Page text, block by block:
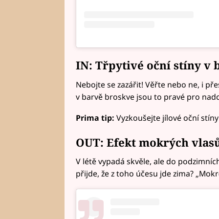
IN: Třpytivé oční stíny v
Nebojte se zazářit! Věřte nebo ne, i
v barvě broskve jsou to pravé pro
Prima tip: Vyzkoušejte jílové oční
OUT: Efekt mokrých
V létě vypadá skvěle, ale do
přijde, že z toho účesu jde zima?